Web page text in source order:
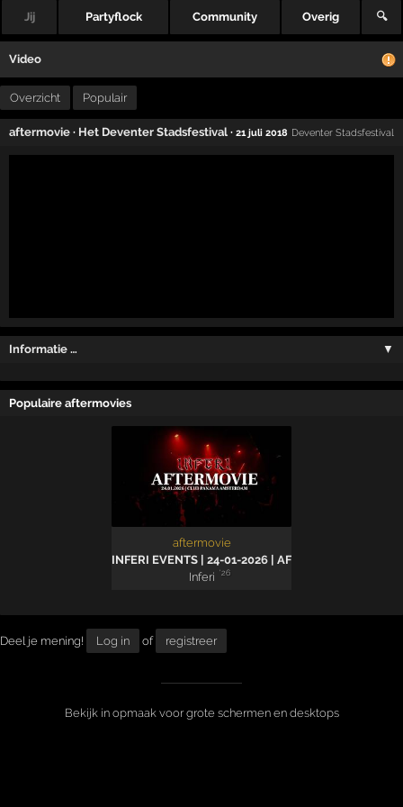
Jij Partyflock Community Overig 🔍
Video
Overzicht Populair
aftermovie · Het Deventer Stadsfestival ·21 juli 2018 Deventer Stadsfestival
Informatie … ▼
Populaire aftermovies
aftermovie
INFERI EVENTS | 24-01-2026 | AFTERMOVIE
Inferi
'26
Deel je mening! Log in of registreer
Bekijk in opmaak voor grote schermen en desktops